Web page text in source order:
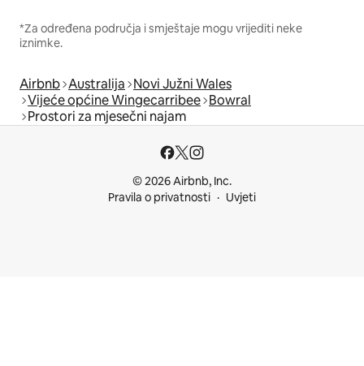
*Za određena područja i smještaje mogu vrijediti neke
iznimke.
Airbnb Australija Novi Južni Wales
Vijeće općine Wingecarribee Bowral
Prostori za mjesečni najam
© 2026 Airbnb, Inc.
Pravila o privatnosti
Uvjeti